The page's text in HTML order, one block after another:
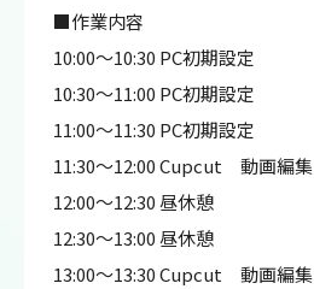
■作業内容
10:00～10:30 PC初期設定
10:30～11:00 PC初期設定
11:00～11:30 PC初期設定
11:30～12:00 Cupcut 動画編集
12:00～12:30 昼休憩
12:30～13:00 昼休憩
13:00～13:30 Cupcut 動画編集